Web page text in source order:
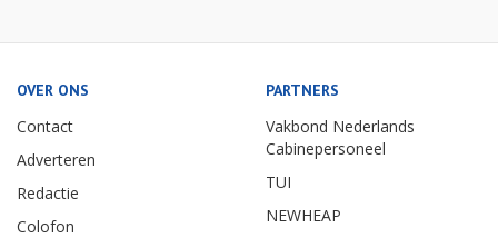
OVER ONS
Contact
Adverteren
Redactie
Colofon
PARTNERS
Vakbond Nederlands
Cabinepersoneel
TUI
NEWHEAP